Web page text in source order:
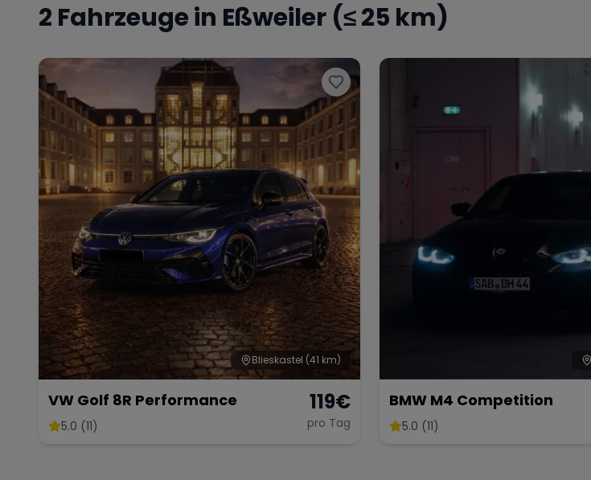
2 Fahrzeuge in Eßweiler (≤ 25 km)
Blieskastel (41 km)
VW Golf 8R Performance
5.0 (11)
119€
pro Tag
BMW M4 Competition
5.0 (11)